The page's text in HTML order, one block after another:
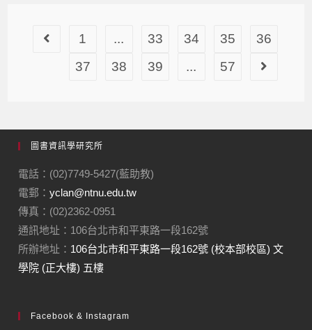
1 ... 33 34 35
36
37
38 39 ... 57
圖書資訊學研究所
電話：(02)7749-5427(藍助教)
電郵：yclan@ntnu.edu.tw
傳真：(02)2362-0951
通訊地址：106台北市和平東路一段162號
所辦地址： 106台北市和平東路一段162號 (校本部校區) 文
學院 (正大樓) 五樓
Facebook & Instagram